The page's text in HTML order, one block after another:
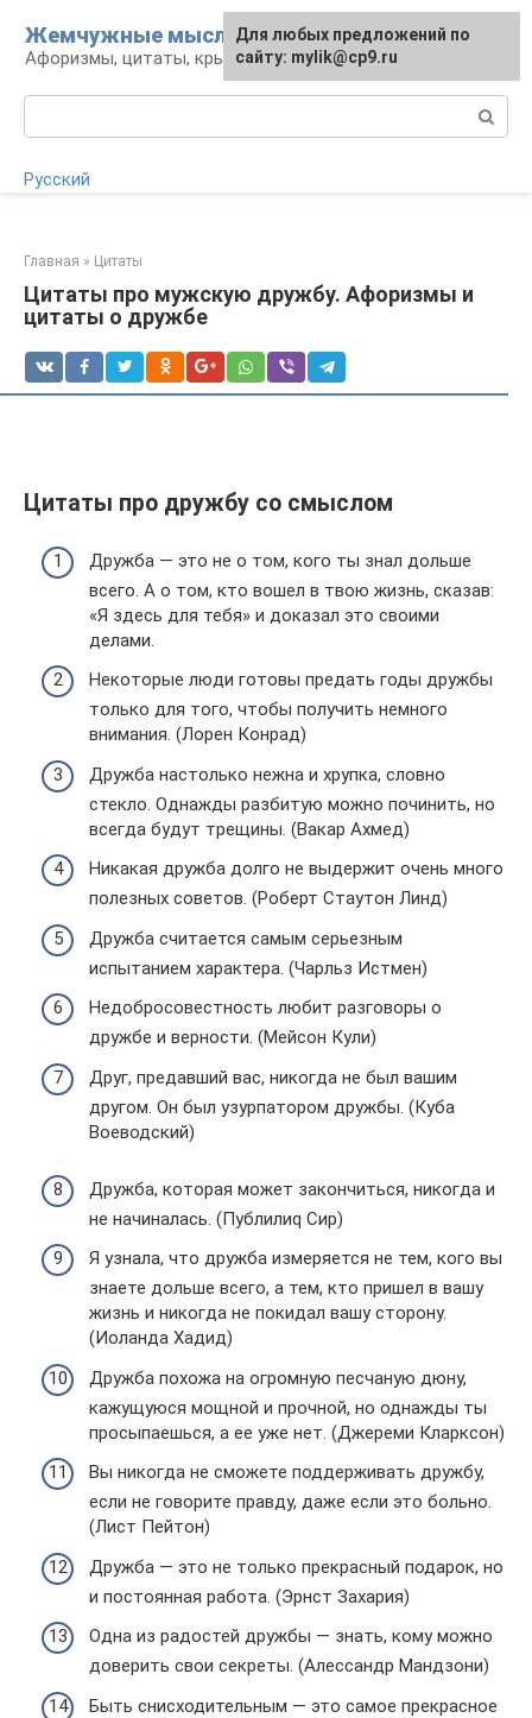
контенту
Жемчужные мысли
Афоризмы, цитаты, крылатые фразы
Русский
Главная » Цитаты
Цитаты про мужскую дружбу. Афоризмы и
цитаты о дружбе
Цитаты про дружбу со смыслом
Дружба — это не о том, кого ты знал дольше
всего. А о том, кто вошел в твою жизнь, сказав:
«Я здесь для тебя» и доказал это своими
делами.
Некоторые люди готовы предать годы дружбы
только для того, чтобы получить немного
внимания. (Лорен Конрад)
Дружба настолько нежна и хрупка, словно
стекло. Однажды разбитую можно починить, но
всегда будут трещины. (Вакар Ахмед)
Никакая дружба долго не выдержит очень много
полезных советов. (Роберт Стаутон Линд)
Дружба считается самым серьезным
испытанием характера. (Чарльз Истмен)
Недобросовестность любит разговоры о
дружбе и верности. (Мейсон Кули)
Друг, предавший вас, никогда не был вашим
другом. Он был узурпатором дружбы. (Куба
Воеводский)
Дружба, которая может закончиться, никогда и
не начиналась. (Публилиq Сир)
Я узнала, что дружба измеряется не тем, кого вы
знаете дольше всего, а тем, кто пришел в вашу
жизнь и никогда не покидал вашу сторону.
(Иоланда Хадид)
Дружба похожа на огромную песчаную дюну,
кажущуюся мощной и прочной, но однажды ты
просыпаешься, а ее уже нет. (Джереми Кларксон)
Вы никогда не сможете поддерживать дружбу,
если не говорите правду, даже если это больно.
(Лист Пейтон)
Дружба — это не только прекрасный подарок, но
и постоянная работа. (Эрнст Захария)
Одна из радостей дружбы — знать, кому можно
доверить свои секреты. (Алессандр Мандзони)
Быть снисходительным — это самое прекрасное
Для любых предложений по
сайту: [email protected]
Для любых предложений по
сайту: mylik@cp9.ru